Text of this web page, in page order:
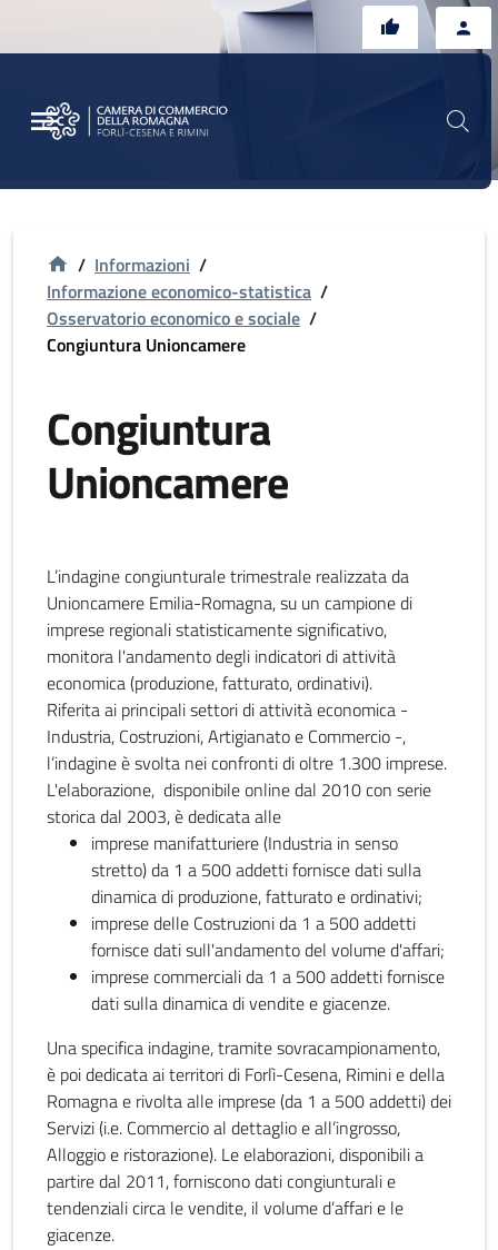
/ Informazioni /
Informazione economico-statistica /
Osservatorio economico e sociale /
Congiuntura Unioncamere
Congiuntura
Unioncamere
L’indagine congiunturale trimestrale realizzata da
Unioncamere Emilia-Romagna, su un campione di
imprese regionali statisticamente significativo,
monitora l'andamento degli indicatori di attività
economica (produzione, fatturato, ordinativi).
Riferita ai principali settori di attività economica -
Industria, Costruzioni, Artigianato e Commercio -,
l’indagine è svolta nei confronti di oltre 1.300 imprese.
L'elaborazione, disponibile online dal 2010 con serie
storica dal 2003, è dedicata alle
imprese manifatturiere (Industria in senso
stretto) da 1 a 500 addetti fornisce dati sulla
dinamica di produzione, fatturato e ordinativi;
imprese delle Costruzioni da 1 a 500 addetti
fornisce dati sull'andamento del volume d'affari;
imprese commerciali da 1 a 500 addetti fornisce
dati sulla dinamica di vendite e giacenze.
Una specifica indagine, tramite sovracampionamento,
è poi dedicata ai territori di Forlì-Cesena, Rimini e della
Romagna e rivolta alle imprese (da 1 a 500 addetti) dei
Servizi (i.e. Commercio al dettaglio e all’ingrosso,
Alloggio e ristorazione). Le elaborazioni, disponibili a
partire dal 2011, forniscono dati congiunturali e
tendenziali circa le vendite, il volume d’affari e le
giacenze.